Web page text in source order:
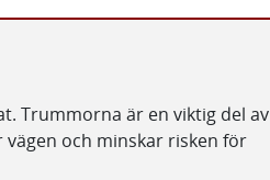
Trummorna är en viktig del av
och minskar risken för